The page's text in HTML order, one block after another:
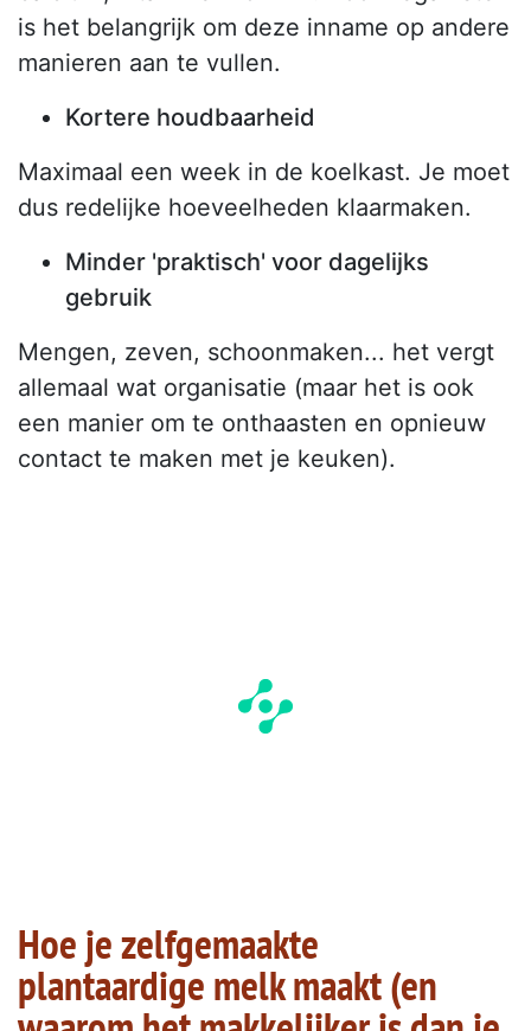
is het belangrijk om deze inname op andere
manieren aan te vullen.
Kortere houdbaarheid
Maximaal een week in de koelkast. Je moet
dus redelijke hoeveelheden klaarmaken.
Minder 'praktisch' voor dagelijks
gebruik
Mengen, zeven, schoonmaken... het vergt
allemaal wat organisatie (maar het is ook
een manier om te onthaasten en opnieuw
contact te maken met je keuken).
Hoe je zelfgemaakte
plantaardige melk maakt (en